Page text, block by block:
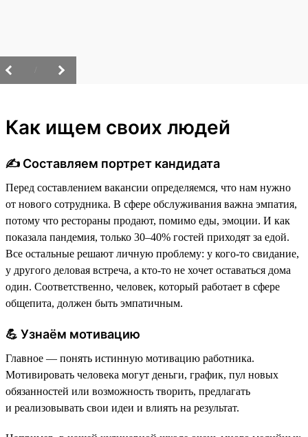
Как ищем своих людей
✍️ Составляем портрет кандидата
Перед составлением вакансии определяемся, что нам нужно
от нового сотрудника. В сфере обслуживания важна эмпатия,
потому что рестораны продают, помимо еды, эмоции. И как
показала пандемия, только 30–40% гостей приходят за едой.
Все остальные решают личную проблему: у кого-то свидание,
у другого деловая встреча, а кто-то не хочет оставаться дома
один. Соответственно, человек, который работает в сфере
общепита, должен быть эмпатичным.
💪 Узнаём мотивацию
Главное — понять истинную мотивацию работника.
Мотивировать человека могут деньги, график, пул новых
обязанностей или возможность творить, предлагать
и реализовывать свои идеи и влиять на результат.